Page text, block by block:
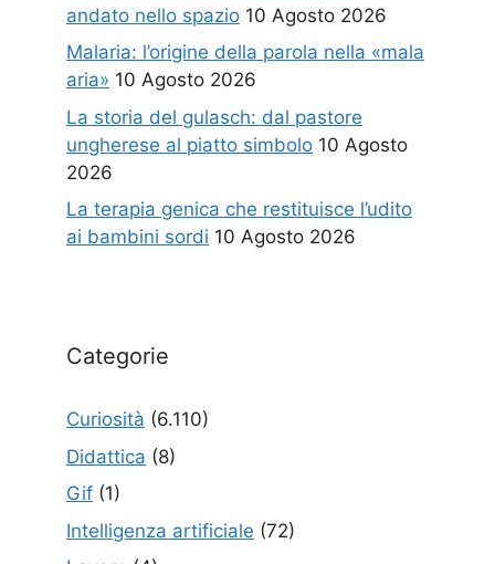
andato nello spazio 10 Agosto 2026
Malaria: l’origine della parola nella «mala
aria» 10 Agosto 2026
La storia del gulasch: dal pastore
ungherese al piatto simbolo 10 Agosto
2026
La terapia genica che restituisce l’udito
ai bambini sordi 10 Agosto 2026
Categorie
Curiosità (6.110)
Didattica (8)
Gif (1)
Intelligenza artificiale (72)